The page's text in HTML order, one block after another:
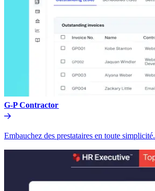
G-P Contractor​​
Embauchez des prestataires en toute simplicité.​​